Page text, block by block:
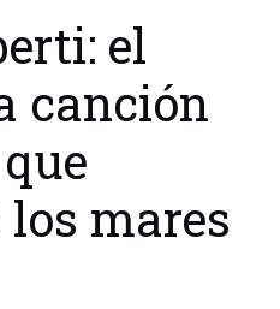
el
canción
mares